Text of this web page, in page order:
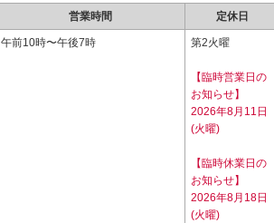
営業時間 定休日
午前10時〜午後7時 第2火曜
【臨時営業日の
お知らせ】
2026年8月11日
(火曜)
【臨時休業日の
お知らせ】
2026年8月18日
(火曜)